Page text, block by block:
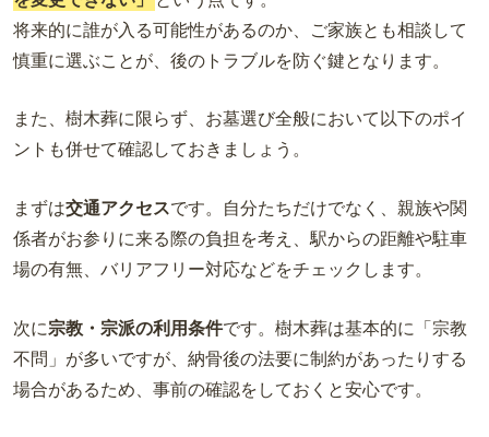
将来的に誰が入る可能性があるのか、ご家族とも相談して
慎重に選ぶことが、後のトラブルを防ぐ鍵となります。
また、樹木葬に限らず、お墓選び全般において以下のポイ
ントも併せて確認しておきましょう。
まずは交通アクセスです。自分たちだけでなく、親族や関
係者がお参りに来る際の負担を考え、駅からの距離や駐車
場の有無、バリアフリー対応などをチェックします。
次に宗教・宗派の利用条件です。樹木葬は基本的に「宗教
不問」が多いですが、納骨後の法要に制約があったりする
場合があるため、事前の確認をしておくと安心です。